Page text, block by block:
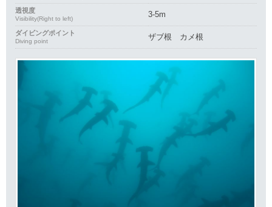
透視度
Visibility(Right to left) 3-5m
ダイビングポイント
Diving point ザブ根 カメ根